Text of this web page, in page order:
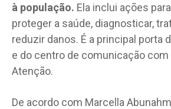
à população. Ela inclui ações
proteger a saúde, diagnosticar,
reduzir danos. É a principal porta
e do centro de comunicação com
Atenção.
De acordo com Marcella